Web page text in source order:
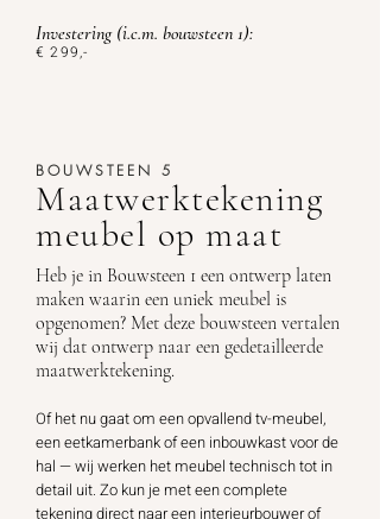
Investering (i.c.m. bouwsteen 1):
€ 299,-
BOUWSTEEN 5
Maatwerktekening
meubel op maat
Heb je in Bouwsteen 1 een ontwerp laten
maken waarin een uniek meubel is
opgenomen? Met deze bouwsteen vertalen
wij dat ontwerp naar een gedetailleerde
maatwerktekening.
Of het nu gaat om een opvallend tv-meubel,
een eetkamerbank of een inbouwkast voor de
hal — wij werken het meubel technisch tot in
detail uit. Zo kun je met een complete
tekening direct naar een interieurbouwer of